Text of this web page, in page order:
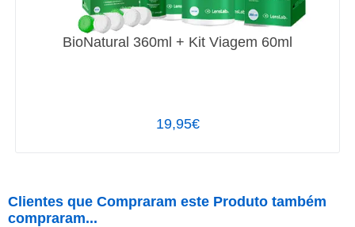
BioNatural 360ml + Kit Viagem 60ml
19,95€
Clientes que Compraram este Produto também
compraram...